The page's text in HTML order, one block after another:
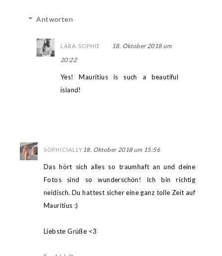
Antworten
LARA-SOPHIE
18. Oktober 2018 um
20:22
Yes! Mauritius is such a beautiful
island!
SOPHICIALLY18. Oktober 2018 um 15:56
Das hört sich alles so traumhaft an und deine
Fotos sind so wunderschön! Ich bin richtig
neidisch. Du hattest sicher eine ganz tolle Zeit auf
Mauritius :)
Liebste Grüße <3